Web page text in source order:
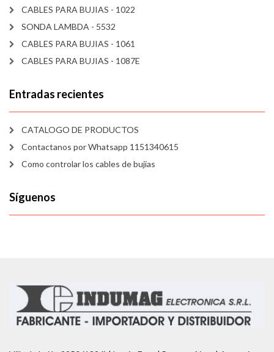
CABLES PARA BUJIAS - 1022
SONDA LAMBDA - 5532
CABLES PARA BUJIAS - 1061
CABLES PARA BUJIAS - 1087E
Entradas recientes
CATALOGO DE PRODUCTOS
Contactanos por Whatsapp 1151340615
Como controlar los cables de bujías
Síguenos